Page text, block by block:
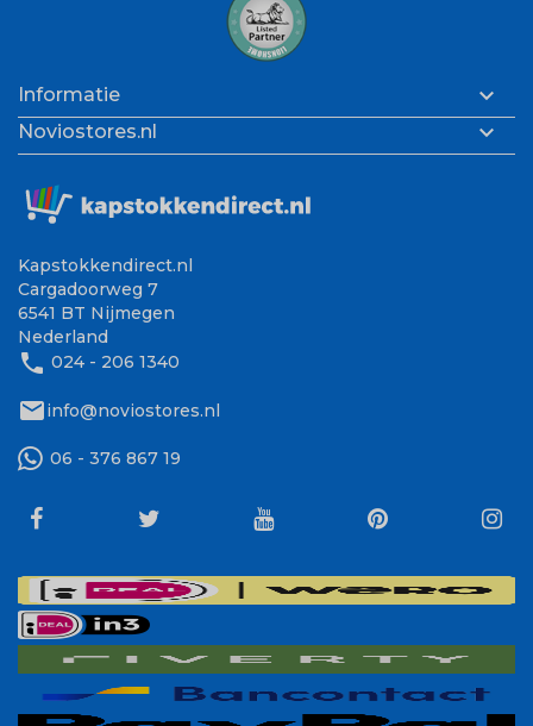
Informatie 
Noviostores.nl 
Kapstokkendirect.nl
Cargadoorweg 7
6541 BT Nijmegen
Nederland
phone 024 - 206 1340
mailinfo@noviostores.nl
06 - 376 867 19